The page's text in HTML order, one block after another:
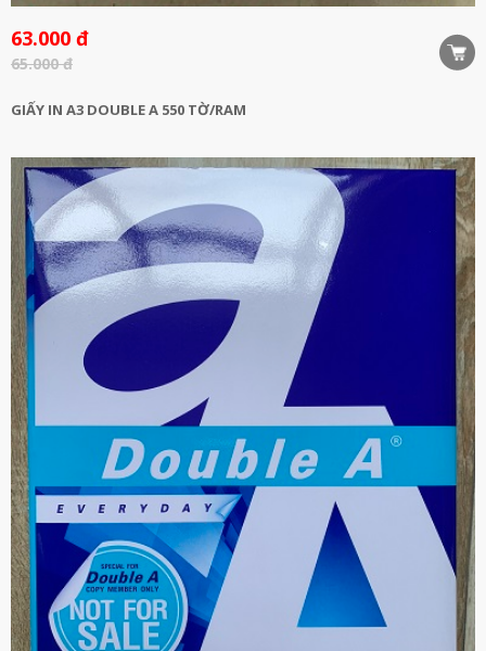
63.000 đ
65.000 đ
GIẤY IN A3 DOUBLE A 550 TỜ/RAM